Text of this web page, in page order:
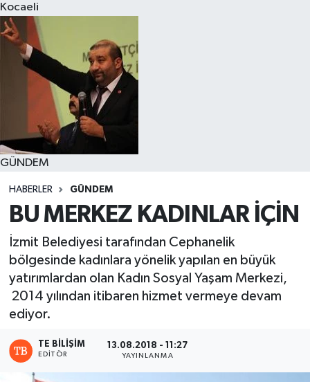
Kocaeli
GÜNDEM
HABERLER GÜNDEM
BU MERKEZ KADINLAR İÇİN
İzmit Belediyesi tarafından Cephanelik
bölgesinde kadınlara yönelik yapılan en büyük
yatırımlardan olan Kadın Sosyal Yaşam Merkezi,
2014 yılından itibaren hizmet vermeye devam
ediyor.
TE BILIŞIM
EDITÖR
13.08.2018 - 11:27
YAYINLANMA
Haber Arşivi